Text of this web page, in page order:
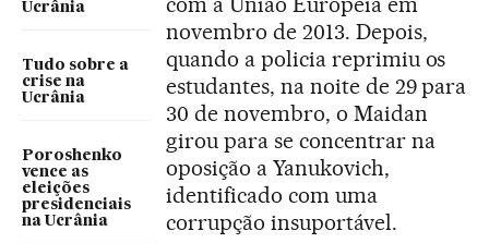
Ucrânia
Tudo sobre a
crise na
Ucrânia
Poroshenko
vence as
eleições
presidenciais
na Ucrânia
novembro de 2013. Depois,
quando a policia reprimiu os
estudantes, na noite de 29 para
30 de novembro, o Maidan
girou para se concentrar na
oposição a Yanukovich,
identificado com uma
corrupção insuportável.